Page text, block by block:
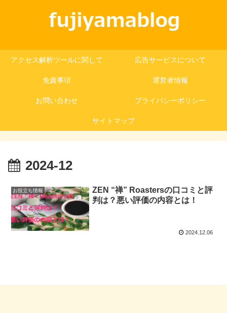
アクセス解析ツールに関して 広告サービスについて
免責事項 運営者情報
お問い合わせ プライバシーポリシー
サイトマップ
2024-12
お役立ち情報
ZEN “禅” Roastersの口コミと評
判は？悪い評価の内容とは！
2024.12.06